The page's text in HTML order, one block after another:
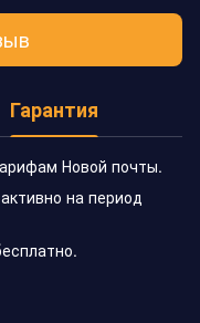
Гарантия
Новой почты.
на период